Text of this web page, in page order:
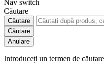
Nav switch
Căutare
Căutare
Căutare
Anulare
Introduceți un termen de